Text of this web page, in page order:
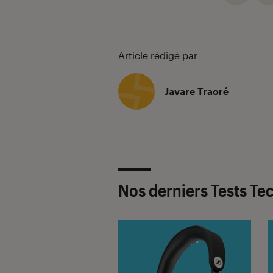
Article rédigé par
Javare Traoré
Nos derniers Tests